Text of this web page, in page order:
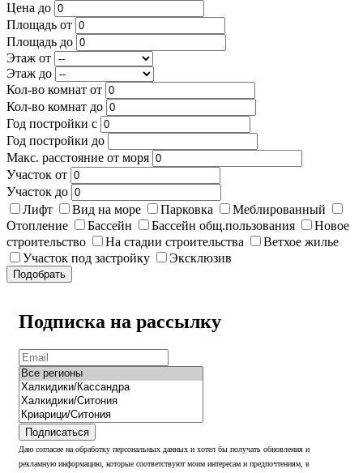
Цена до
Площадь от
Площадь до
Этаж от
Этаж до
Кол-во комнат от
Кол-во комнат до
Год постройки с
Год постройки до
Макс. расстояние от моря
Участок от
Участок до
Лифт
Вид на море Парковка
Меблированный
Отопление
Бассейн Бассейн общ.пользования
Новое
строительство
На стадии строительства
Ветхое жилье
Участок под застройку
Эксклюзив
Подобрать
Подписка на рассылку
Подписаться
Даю согласие на обработку персональных данных и хотел бы получать обновления и
рекламную информацию, которые соответствуют моим интересам и предпочтениям, в